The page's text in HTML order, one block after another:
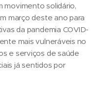
movimento solidário,
março deste ano para
da pandemia COVID-
mais vulneráveis no
e serviços de saúde
já sentidos por